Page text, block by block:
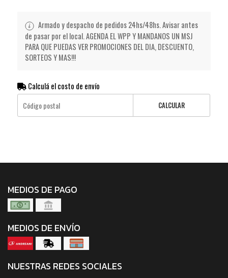
Armado y despacho de pedidos 24hs/48hs. Avisar antes
de pasar por el local. AGENDA EL WPP Y MANDANOS UN MSJ
PARA QUE PUEDAS VER PROMOCIONES DEL DIA, DESCUENTO,
SORTEOS Y MAS!!!
Calculá el costo de envío
CALCULAR
MEDIOS DE PAGO
MEDIOS DE ENVÍO
NUESTRAS REDES SOCIALES